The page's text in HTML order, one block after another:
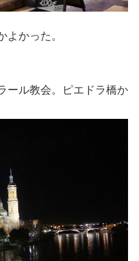
よかった。
ール教会。ピエドラ橋か